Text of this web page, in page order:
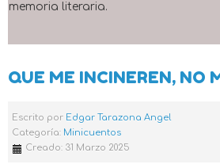
memoria literaria.
QUE ME INCINEREN, NO
Escrito por Edgar Tarazona Angel
Categoría: Minicuentos
Creado: 31 Marzo 2025